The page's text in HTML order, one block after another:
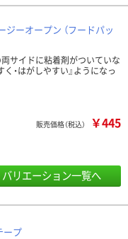
ジーオープン （フードパッ
両サイドに粘着剤がついていな
く・はがしやすい』ようになっ
販売価格（税込） ￥445
バリエーション一覧へ
ープ